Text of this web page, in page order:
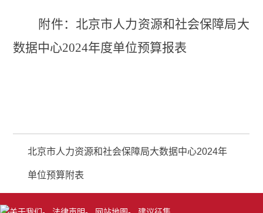
附件：北京市人力资源和社会保障局大
数据中心2024年度单位预算报表
北京市人力资源和社会保障局大数据中心2024年
单位预算附表